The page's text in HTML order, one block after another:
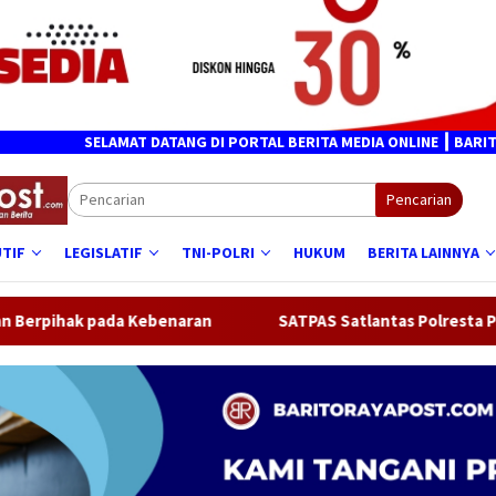
SELAMAT DATANG DI PORTAL BERITA MEDIA ONLINE ┃
Pencarian
LEGISLATIF TNI-POLRI HUKUM BERITA LAINNYA
SATPAS Satlantas Polresta Palangka Raya